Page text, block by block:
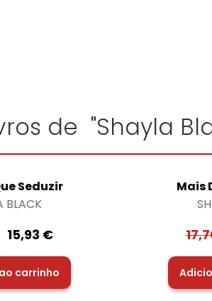
de "Shayla
Seduzir
BLACK
15,93 €
carrinho
Mais